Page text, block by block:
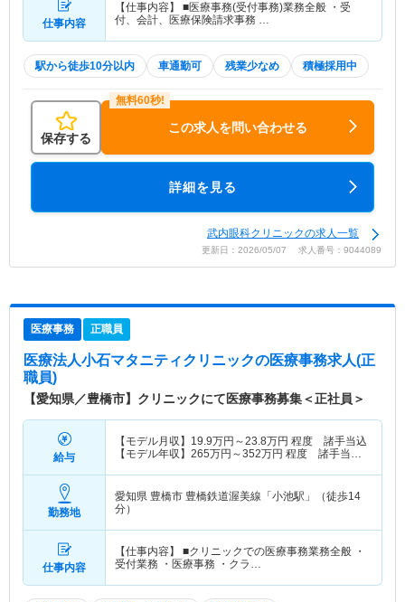
仕事内容
【仕事内容】 ■医療事務(受付事務)業務全般 ・受
付、会計、医療保険請求事務 …
駅から徒歩10分以内 車通勤可 残業少なめ 積極採用中
保存する
この求人を問い合わせる
詳細を見る
武内眼科クリニックの求人一覧
更新日：2026/05/07 求人番号：9044089
医療事務 正職員
医療法人小石マタニティクリニックの医療事務求人(正
職員)
【愛知県／豊橋市】クリニックにて医療事務募集＜正社員＞
給与
【モデル月収】 19.9万円～23.8万円 程度 諸手当込
【モデル年収】 265万円～352万円 程度 諸手当・
勤務地
愛知県 豊橋市 豊橋鉄道渥美線「小池駅」（徒歩14
分）
仕事内容
【仕事内容】 ■クリニックでの医療事務業務全般 ・
受付業務 ・医療事務 ・クラ…